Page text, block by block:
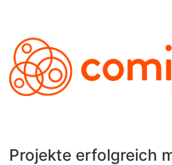
Projekte erfolgreich